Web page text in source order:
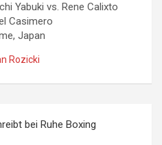
Yabuki vs. Rene Calixto
Casimero
Japan
Rozicki
bei Ruhe Boxing